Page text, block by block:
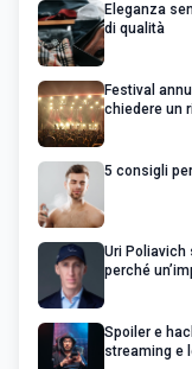
Eleganza
di qualità
Festival
chiedere un
5 consigli
Uri Poliavich
perché
Spoiler e
streaming e